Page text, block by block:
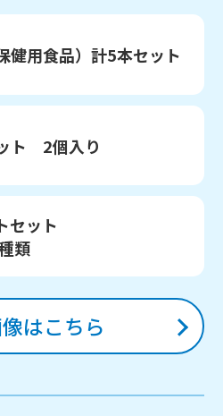
用食品） 計5本セット
ト 2個入り
セット
類
はこちら